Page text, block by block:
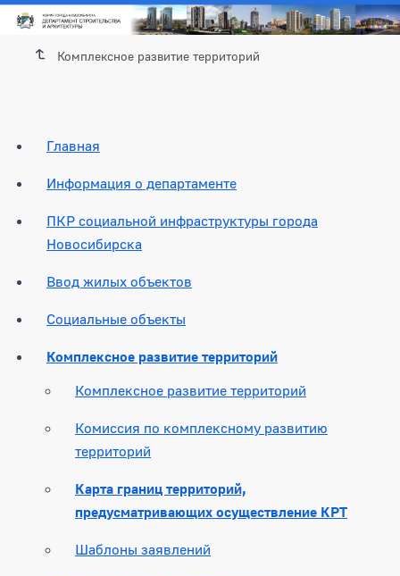
Комплексное развитие территорий
Главная
Информация о департаменте
ПКР социальной инфраструктуры города
Новосибирска
Ввод жилых объектов
Социальные объекты
Комплексное развитие территорий
Комплексное развитие территорий
Комиссия по комплексному развитию
территорий
Карта границ территорий,
предусматривающих осуществление КРТ
Шаблоны заявлений